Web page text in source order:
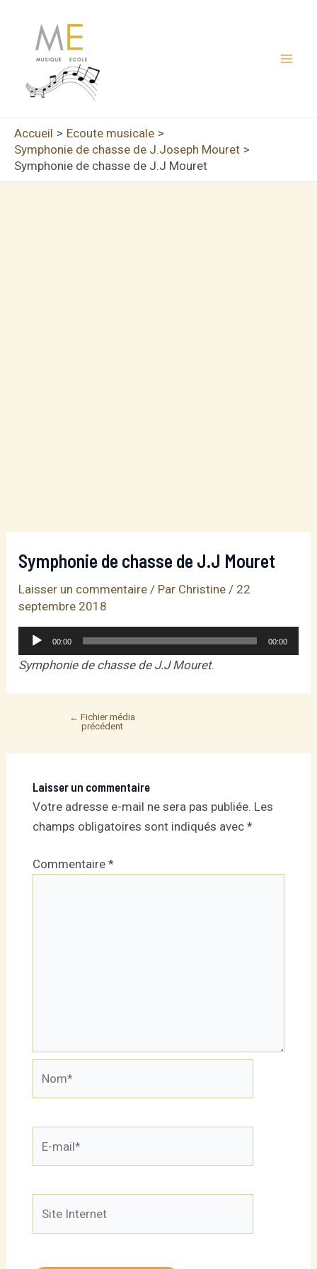
contenu
Accueil
Ecoute musicale
Symphonie de chasse de J.Joseph Mouret
Symphonie de chasse de J.J Mouret
Symphonie de chasse de J.J Mouret
Laisser un commentaire / Par Christine/ 22
septembre 2018
Lecteur
audio
00:00 00:00
Symphonie de chasse de J.J Mouret.
← Fichier média
précédent
Laisser un commentaire
Votre adresse e-mail ne sera pas publiée. Les
champs obligatoires sont indiqués avec *
Commentaire *
mail*